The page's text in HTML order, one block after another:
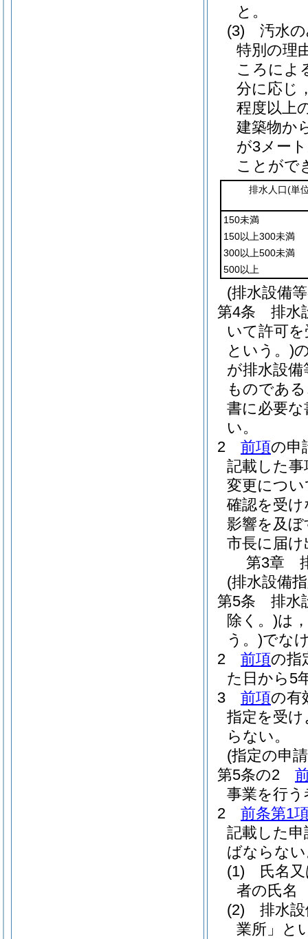
と。
(3)
汚水
特別の理
ころによ
分に応じ
程度以上
建築物か
が3メー
ことがで
排水人口(単
150未満
150以上300未満
300以上500未満
500以上
(排水設備
第4条
排水
いて許可
という。)
が排水設
ものであ
書に必要
い。
2
前項の申
記載した
変更につ
確認を受
影響を及
市長に届
第3章
(排水設備
第5条
排水
除く。)は
う。)でな
2
前項の指
た日から5
3
前項の有
指定を受
らない。
(指定の申
第5条の2
事業を行
2
前条第1
記載した
ばならな
(1)
氏名
者の氏名
(2)
排水
業所」と